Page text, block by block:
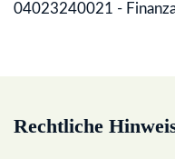
04023240021 -
Rechtliche